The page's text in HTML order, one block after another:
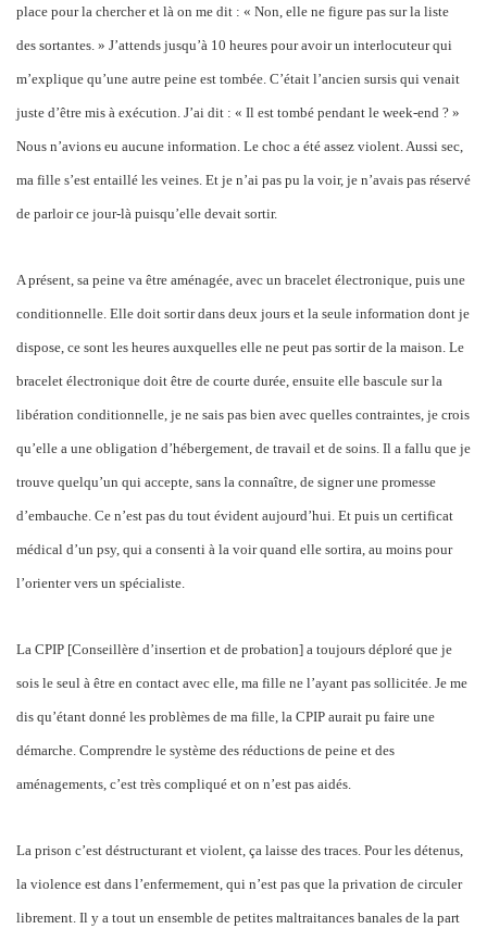
place pour la chercher et là on me dit : « Non, elle ne figure pas sur la liste
des sortantes. » J’attends jusqu’à 10 heures pour avoir un interlocuteur qui
m’explique qu’une autre peine est tombée. C’était l’ancien sursis qui venait
juste d’être mis à exécution. J’ai dit : « Il est tombé pendant le week-end ? »
Nous n’avions eu aucune information. Le choc a été assez violent. Aussi sec,
ma fille s’est entaillé les veines. Et je n’ai pas pu la voir, je n’avais pas réservé
de parloir ce jour-là puisqu’elle devait sortir.
A présent, sa peine va être aménagée, avec un bracelet électronique, puis une
conditionnelle. Elle doit sortir dans deux jours et la seule information dont je
dispose, ce sont les heures auxquelles elle ne peut pas sortir de la maison. Le
bracelet électronique doit être de courte durée, ensuite elle bascule sur la
libération conditionnelle, je ne sais pas bien avec quelles contraintes, je crois
qu’elle a une obligation d’hébergement, de travail et de soins. Il a fallu que je
trouve quelqu’un qui accepte, sans la connaître, de signer une promesse
d’embauche. Ce n’est pas du tout évident aujourd’hui. Et puis un certificat
médical d’un psy, qui a consenti à la voir quand elle sortira, au moins pour
l’orienter vers un spécialiste.
La CPIP [Conseillère d’insertion et de probation] a toujours déploré que je
sois le seul à être en contact avec elle, ma fille ne l’ayant pas sollicitée. Je me
dis qu’étant donné les problèmes de ma fille, la CPIP aurait pu faire une
démarche. Comprendre le système des réductions de peine et des
aménagements, c’est très compliqué et on n’est pas aidés.
La prison c’est déstructurant et violent, ça laisse des traces. Pour les détenus,
la violence est dans l’enfermement, qui n’est pas que la privation de circuler
librement. Il y a tout un ensemble de petites maltraitances banales de la part